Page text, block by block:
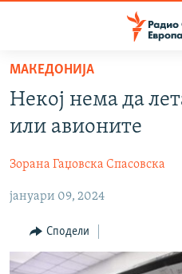
Оди
содржината
Оди
главната
Премини
ВЕСТИ
ШТО ТРЕБА ДА ЗНАЕТЕ
ПРИЈАВИ СЕ ЗА ЊУЗЛЕТЕР
ПОДКАСТ ЗОШТО?
МАКЕДОНИЈА
Некој нема да
или авионите
Зорана Гаџовска Спасовска
јануари 09, 2024
Сподели